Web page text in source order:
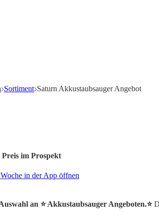
Sortiment Saturn Akkustaubsauger Angebot
im Prospekt
in der App öffnen
an ⭐️ Akkustaubsauger Angeboten.⭐️